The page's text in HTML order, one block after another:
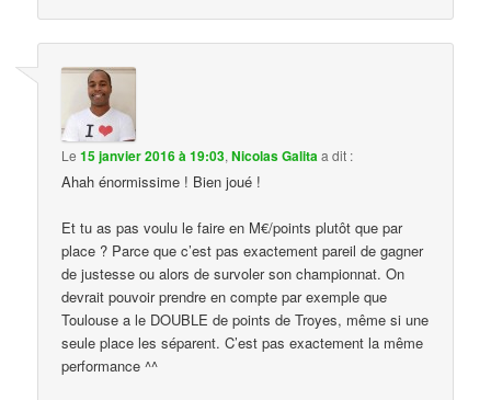
Le15 janvier 2016 à 19:03,Nicolas Galitaa dit :
Ahah énormissime ! Bien joué !
Et tu as pas voulu le faire en M€/points plutôt que par
place ? Parce que c’est pas exactement pareil de gagner
de justesse ou alors de survoler son championnat. On
devrait pouvoir prendre en compte par exemple que
Toulouse a le DOUBLE de points de Troyes, même si une
seule place les séparent. C’est pas exactement la même
performance ^^